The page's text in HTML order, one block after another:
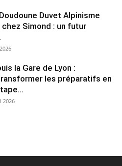
Duvet Alpinisme
chez Simond : un futur
la Gare de Lyon :
les préparatifs en
2026